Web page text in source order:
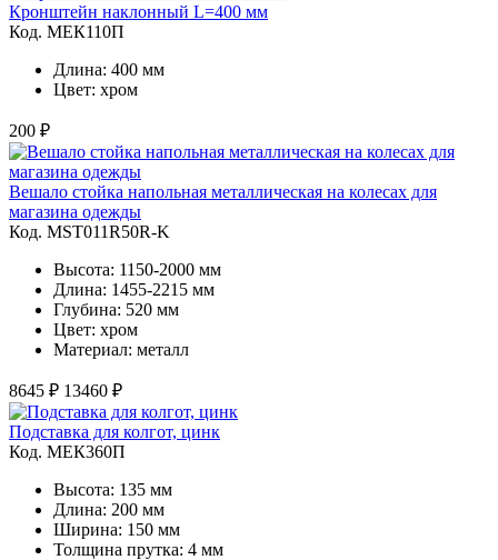
Кронштейн наклонный L=400 мм
Код. MЕК110П
Длина: 400 мм
Цвет: хром
200 ₽
Вешало стойка напольная металлическая на колесах для
магазина одежды
Код. MST011R50R-K
Высота: 1150-2000 мм
Длина: 1455-2215 мм
Глубина: 520 мм
Цвет: хром
Материал: металл
8645 ₽ 13460 ₽
Подставка для колгот, цинк
Код. MЕК360П
Высота: 135 мм
Длина: 200 мм
Ширина: 150 мм
Толщина прутка: 4 мм